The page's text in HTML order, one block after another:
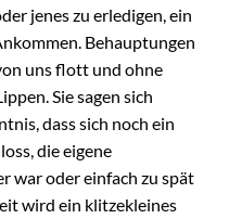
jenes zu erledigen, ein
Behauptungen
uns flott und ohne
Sie sagen sich
dass sich noch ein
die eigene
war oder einfach zu spät
wird ein klitzekleines